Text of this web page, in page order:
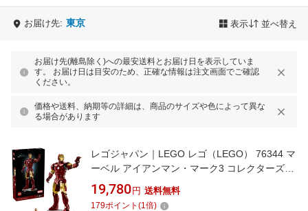
お届け先: 東京 表示 並べ替え
お届け先(離島除く)への最安送料とお届け日を表示していま
す。 お届け日は目安のため、正確な情報は注文画面でご確認
ください。
価格や送料、納期等の詳細は、商品のサイズや色によって異な
る場合があります
レゴジャパン｜LEGO レゴ（LEGO） 76344 マ
ーベル アイアンマン・マーク3 コレクターズエ
ディション
19,780 円 送料無料
179ポイント (1倍)